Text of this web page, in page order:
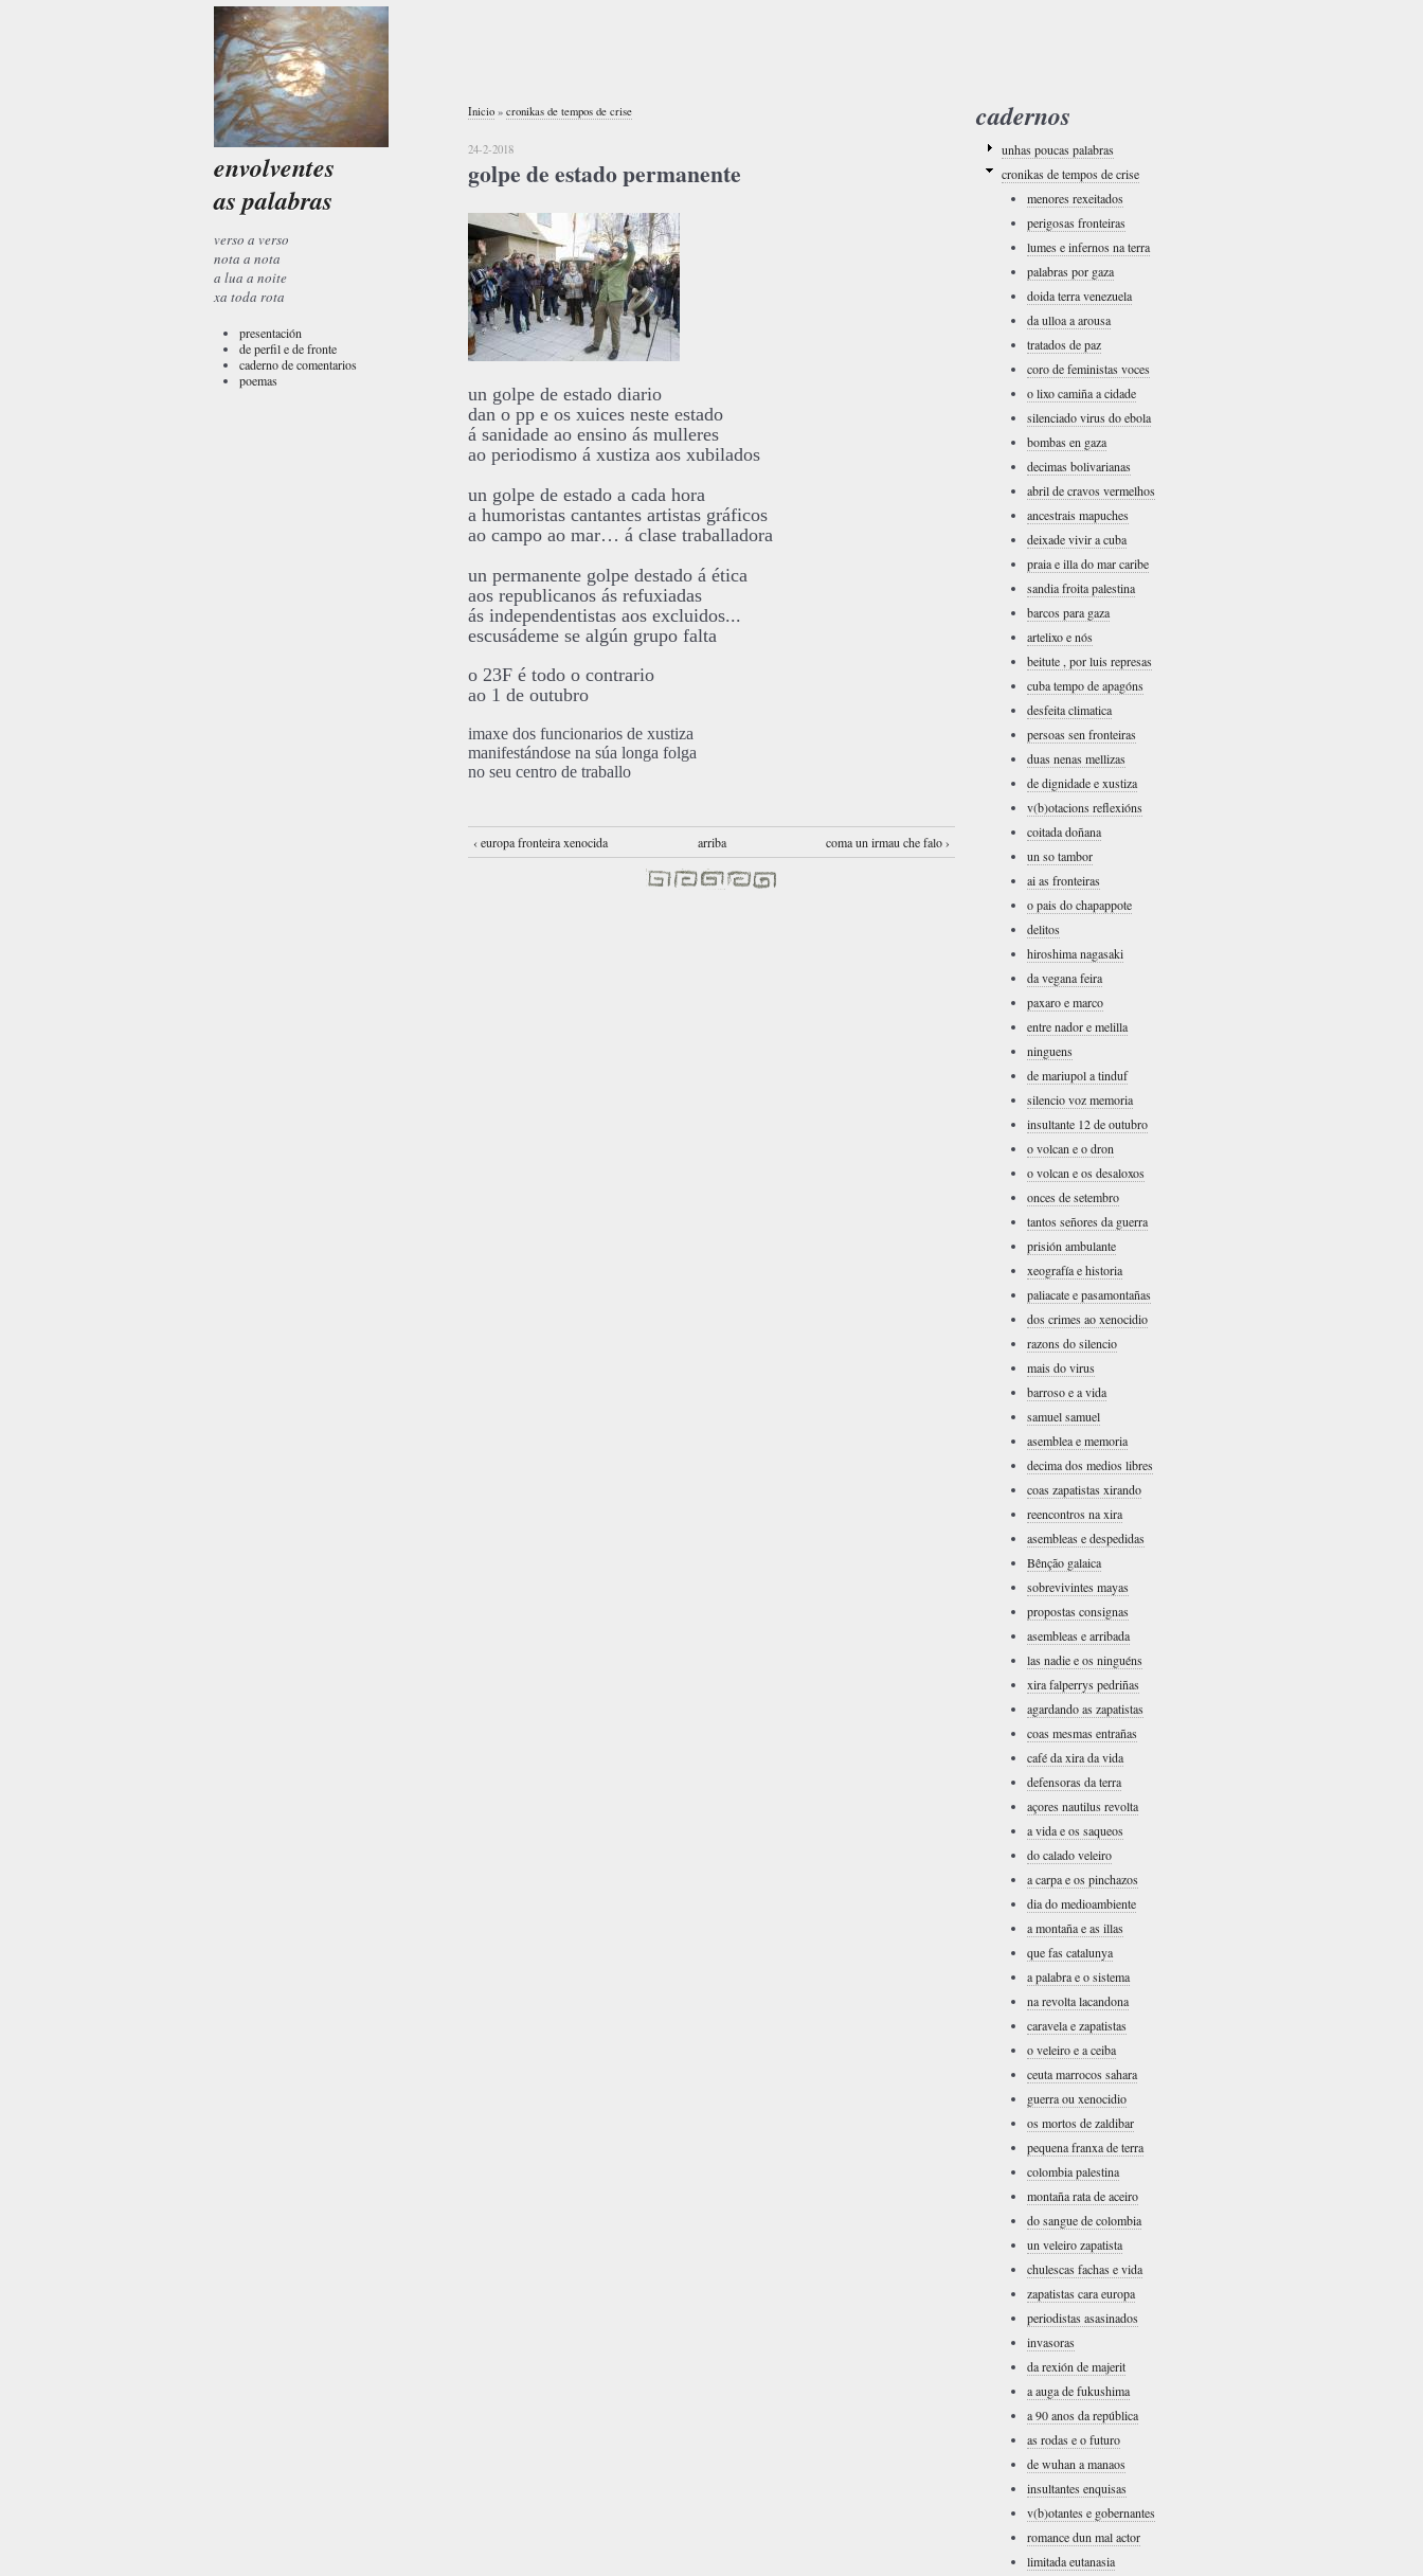
envolventes
as palabras
verso a verso
nota a nota
a lua a noite
xa toda rota
presentación
de perfil e de fronte
caderno de comentarios
poemas
Inicio » cronikas de tempos de crise
24-2-2018
golpe de estado permanente
un golpe de estado diario
dan o pp e os xuices neste estado
á sanidade ao ensino ás mulleres
ao periodismo á xustiza aos xubilados
un golpe de estado a cada hora
a humoristas cantantes artistas gráficos
ao campo ao mar… á clase traballadora
un permanente golpe destado á ética
aos republicanos ás refuxiadas
ás independentistas aos excluidos...
escusádeme se algún grupo falta
o 23F é todo o contrario
ao 1 de outubro
imaxe dos funcionarios de xustiza
manifestándose na súa longa folga
no seu centro de traballo
‹ europa fronteira xenocida arriba coma un irmau che falo ›
cadernos
unhas poucas palabras
cronikas de tempos de crise
menores rexeitados
perigosas fronteiras
lumes e infernos na terra
palabras por gaza
doida terra venezuela
da ulloa a arousa
tratados de paz
coro de feministas voces
o lixo camiña a cidade
silenciado virus do ebola
bombas en gaza
decimas bolivarianas
abril de cravos vermelhos
ancestrais mapuches
deixade vivir a cuba
praia e illa do mar caribe
sandia froita palestina
barcos para gaza
artelixo e nós
beitute , por luis represas
cuba tempo de apagóns
desfeita climatica
persoas sen fronteiras
duas nenas mellizas
de dignidade e xustiza
v(b)otacions reflexións
coitada doñana
un so tambor
ai as fronteiras
o pais do chapappote
delitos
hiroshima nagasaki
da vegana feira
paxaro e marco
entre nador e melilla
ninguens
de mariupol a tinduf
silencio voz memoria
insultante 12 de outubro
o volcan e o dron
o volcan e os desaloxos
onces de setembro
tantos señores da guerra
prisión ambulante
xeografía e historia
paliacate e pasamontañas
dos crimes ao xenocidio
razons do silencio
mais do virus
barroso e a vida
samuel samuel
asemblea e memoria
decima dos medios libres
coas zapatistas xirando
reencontros na xira
asembleas e despedidas
Bênção galaica
sobrevivintes mayas
propostas consignas
asembleas e arribada
las nadie e os ninguéns
xira falperrys pedriñas
agardando as zapatistas
coas mesmas entrañas
café da xira da vida
defensoras da terra
açores nautilus revolta
a vida e os saqueos
do calado veleiro
a carpa e os pinchazos
dia do medioambiente
a montaña e as illas
que fas catalunya
a palabra e o sistema
na revolta lacandona
caravela e zapatistas
o veleiro e a ceiba
ceuta marrocos sahara
guerra ou xenocidio
os mortos de zaldibar
pequena franxa de terra
colombia palestina
montaña rata de aceiro
do sangue de colombia
un veleiro zapatista
chulescas fachas e vida
zapatistas cara europa
periodistas asasinados
invasoras
da rexión de majerit
a auga de fukushima
a 90 anos da república
as rodas e o futuro
de wuhan a manaos
insultantes enquisas
v(b)otantes e gobernantes
romance dun mal actor
limitada eutanasia